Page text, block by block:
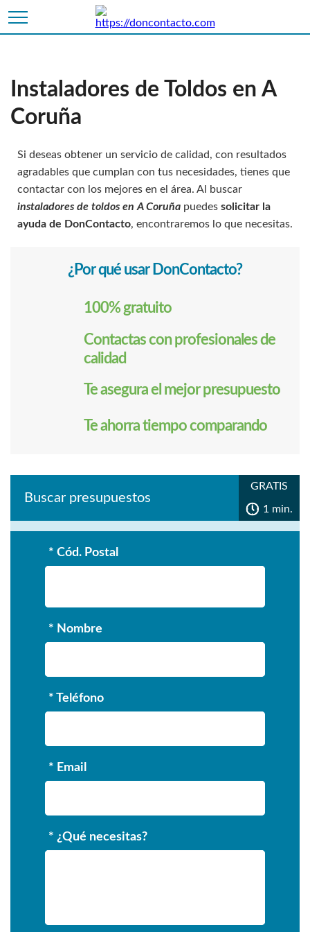
Instaladores de Toldos en A
Coruña
Si deseas obtener un servicio de calidad, con resultados
agradables que cumplan con tus necesidades, tienes que
contactar con los mejores en el área. Al buscar
instaladores de toldos en A Coruña puedes solicitar la
ayuda de DonContacto, encontraremos lo que necesitas.
¿Por qué usar DonContacto?
100% gratuito
Contactas con profesionales de
calidad
Te asegura el mejor presupuesto
Te ahorra tiempo comparando
Buscar presupuestos
GRATIS
1 min.
* Cód. Postal
* Nombre
* Teléfono
* Email
* ¿Qué necesitas?